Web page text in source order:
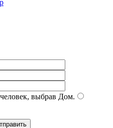
выбрав Дом.